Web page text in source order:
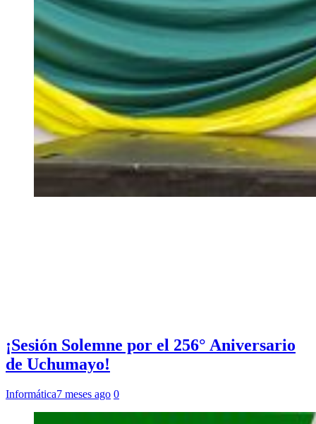
¡Sesión Solemne por el 256° Aniversario
de Uchumayo!
Informática7 meses ago 0